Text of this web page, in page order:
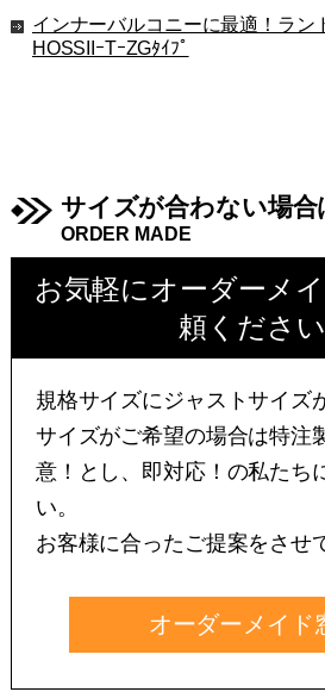
インナーバルコニーに最適！ラン
HOSSIIｰTｰZGﾀｲﾌﾟ
サイズが合わない場合
ORDER MADE
お気軽にオーダーメ
頼ください
規格サイズにジャストサイズ
サイズがご希望の場合は特注
意！とし、即対応！の私たち
い。
お客様に合ったご提案をさせ
オーダーメイド